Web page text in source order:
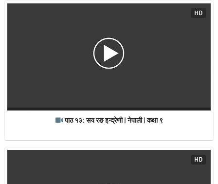
HD
पाठ १३: सय रङ इन्द्रेणी | नेपाली | कक्षा ९
HD